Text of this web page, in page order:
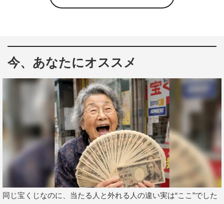
今、あなたにオススメ
同じ宝くじなのに、当たる人と外れる人の違い実は“ここ”でした